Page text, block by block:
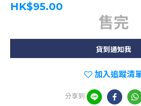
HK$95.00
售完
貨到通知我
加入追蹤清
分享到